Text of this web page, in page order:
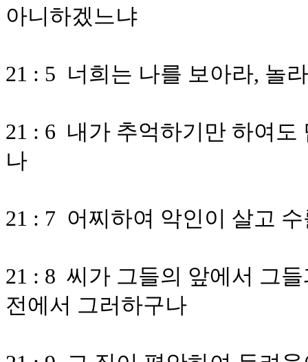
아니하겠느냐
21 : 5 너희는 나를 보아라, 놀
21 : 6 내가 추억하기만 하여
나
21 : 7 어찌하여 악인이 살고
21 : 8 씨가 그들의 앞에서 그
전에서 그러하구나